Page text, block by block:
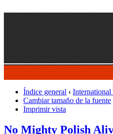
Índice general ‹
Cambiar tamaño de la fuente
Imprimir vista
No Mighty Polish